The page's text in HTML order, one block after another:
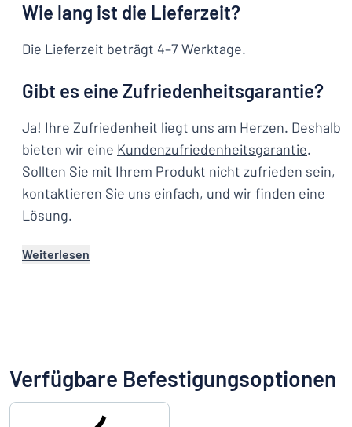
Wie lang ist die Lieferzeit?
Die Lieferzeit beträgt 4–7 Werktage.
Gibt es eine Zufriedenheitsgarantie?
Ja! Ihre Zufriedenheit liegt uns am Herzen. Deshalb
bieten wir eine Kundenzufriedenheitsgarantie.
Sollten Sie mit Ihrem Produkt nicht zufrieden sein,
kontaktieren Sie uns einfach, und wir finden eine
Lösung.
Weiterlesen
Verfügbare Befestigungsoptionen